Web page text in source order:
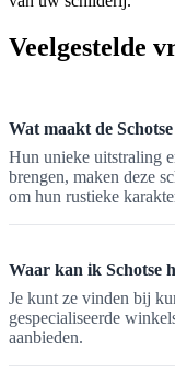
Veelgestelde
Wat maakt de
Hun unieke uitstraling
brengen, maken deze
om hun rustieke
Waar kan ik Schotse
Je kunt ze vinden bij
gespecialiseerde
aanbieden.